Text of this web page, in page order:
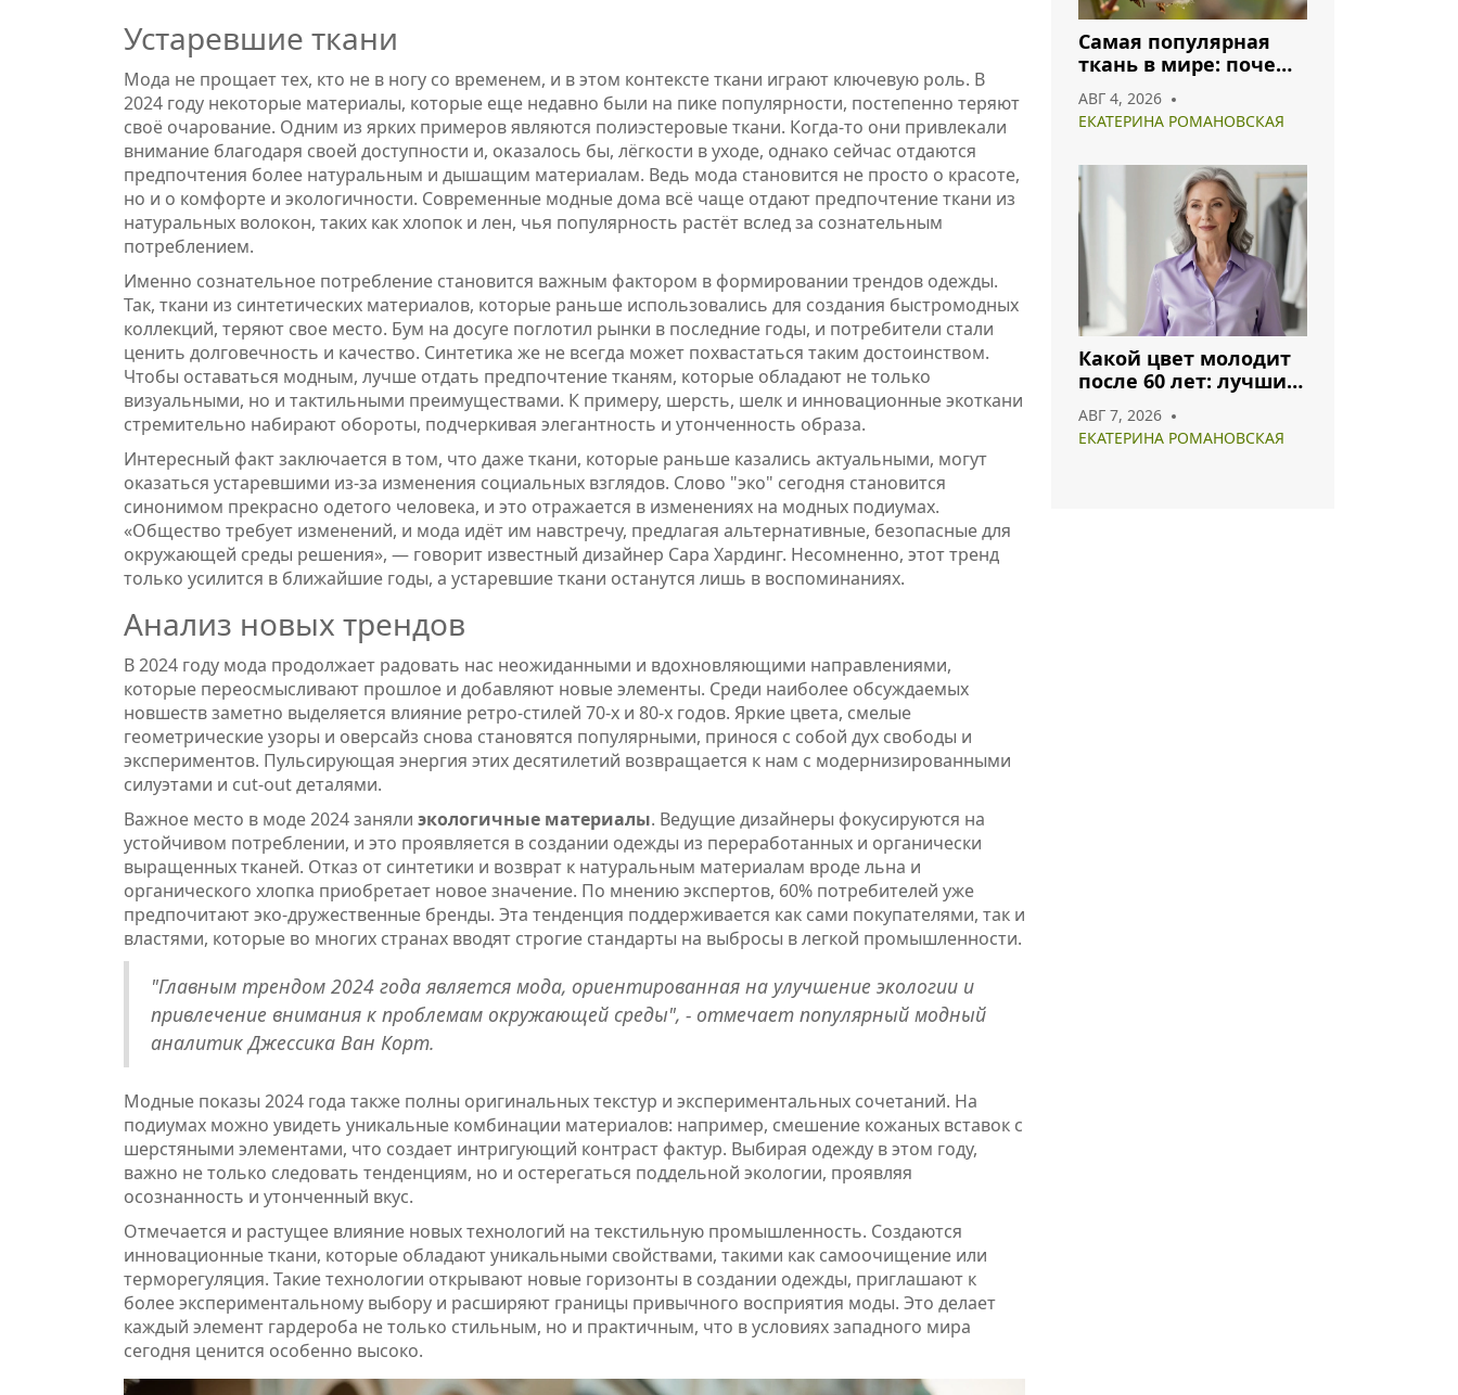
Устаревшие ткани
Мода не прощает тех, кто не в ногу со временем, и в этом контексте ткани играют ключевую роль. В
2024 году некоторые материалы, которые еще недавно были на пике популярности, постепенно теряют
своё очарование. Одним из ярких примеров являются полиэстеровые ткани. Когда-то они привлеκали
внимание благодаря своей доступности и, оκазалось бы, лёгкости в уходе, однако сейчас отдаются
предпочтения более натуральным и дышащим материалам. Ведь мода становится не просто о красоте,
но и о комфорте и экологичности. Современные модные дома всё чаще отдают предпочтение ткани из
натуральных волокон, таких как хлопок и лен, чья популярность растёт вслед за сознательным
потреблением.
Именно сознательное потребление становится важным фактором в формировании трендов одежды.
Так, ткани из синтетических материалов, которые раньше использовались для создания быстромодных
коллекций, теряют свое место. Бум на досуге поглотил рынки в последние годы, и потребители стали
ценить долговечность и качество. Синтетика же не всегда может похвастаться таким достоинством.
Чтобы оставаться модным, лучше отдать предпочтение тканям, которые обладают не только
визуальными, но и тактильными преимуществами. К примеру, шерсть, шелк и инновационные экоткани
стремительно набирают обороты, подчеркивая элегантность и утонченность образа.
Интересный факт заключается в том, что даже ткани, которые раньше казались актуальными, могут
оказаться устаревшими из-за изменения социальных взглядов. Слово "эко" сегодня становится
синонимом прекрасно одетого человека, и это отражается в изменениях на модных подиумах.
«Общество требует изменений, и мода идёт им навстречу, предлагая альтернативные, безопасные для
окружающей среды решения», — говорит известный дизайнер Сара Хардинг. Несомненно, этот тренд
только усилится в ближайшие годы, а устаревшие ткани останутся лишь в воспоминаниях.
Анализ новых трендов
В 2024 году мода продолжает радовать нас неожиданными и вдохновляющими направлениями,
которые переосмысливают прошлое и добавляют новые элементы. Среди наиболее обсуждаемых
новшеств заметно выделяется влияние ретро-стилей 70-х и 80-х годов. Яркие цвета, смелые
геометрические узоры и оверсайз снова становятся популярными, принося с собой дух свободы и
экспериментов. Пульсирующая энергия этих десятилетий возвращается к нам с модернизированными
силуэтами и cut-out деталями.
Важное место в моде 2024 заняли экологичные материалы. Ведущие дизайнеры фокусируются на
устойчивом потреблении, и это проявляется в создании одежды из переработанных и органически
выращенных тканей. Отказ от синтетики и возврат к натуральным материалам вроде льна и
органического хлопка приобретает новое значение. По мнению экспертов, 60% потребителей уже
предпочитают эко-дружественные бренды. Эта тенденция поддерживается как сами покупателями, так и
властями, которые во многих странах вводят строгие стандарты на выбросы в легкой промышленности.
"Главным трендом 2024 года является мода, ориентированная на улучшение экологии и
привлечение внимания к проблемам окружающей среды", - отмечает популярный модный
аналитик Джессика Ван Корт.
Модные показы 2024 года также полны оригинальных текстур и экспериментальных сочетаний. На
подиумах можно увидеть уникальные комбинации материалов: например, смешение кожаных вставок с
шерстяными элементами, что создает интригующий контраст фактур. Выбирая одежду в этом году,
важно не только следовать тенденциям, но и остерегаться поддельной экологии, проявляя
осознанность и утонченный вкус.
Отмечается и растущее влияние новых технологий на текстильную промышленность. Создаются
инновационные ткани, которые обладают уникальными свойствами, такими как самоочищение или
терморегуляция. Такие технологии открывают новые горизонты в создании одежды, приглашают к
более экспериментальному выбору и расширяют границы привычного восприятия моды. Это делает
каждый элемент гардероба не только стильным, но и практичным, что в условиях западного мира
сегодня ценится особенно высоко.
Самая популярная
ткань в мире: почему
лидируют в 2026 году
АВГ 4, 2026
ЕКАТЕРИНА РОМАНОВСКАЯ
Какой цвет молодит
после 60 лет: лучшие
гармоничного образа
АВГ 7, 2026
ЕКАТЕРИНА РОМАНОВСКАЯ